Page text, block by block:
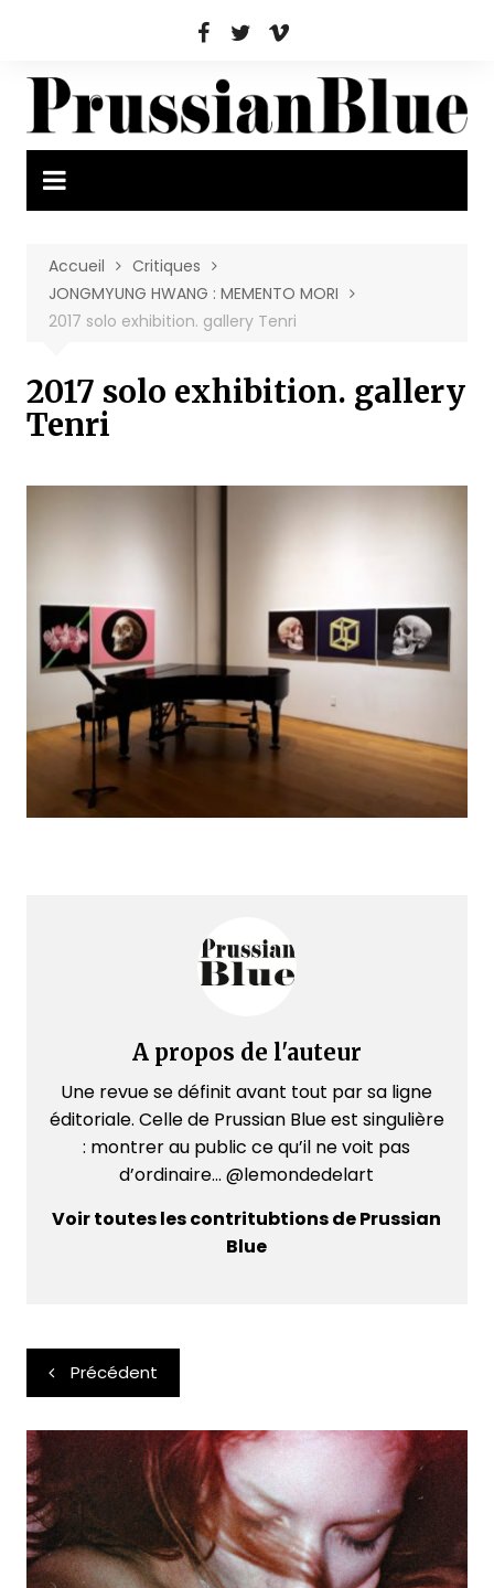
Accueil
Critiques
JONGMYUNG HWANG : MEMENTO MORI
2017 solo exhibition. gallery Tenri
2017 solo exhibition. gallery
Tenri
A propos de l'auteur
Une revue se définit avant tout par sa ligne
éditoriale. Celle de Prussian Blue est singulière
: montrer au public ce qu’il ne voit pas
d’ordinaire... @lemondedelart
Voir toutes les contritubtions de Prussian
Blue
Navigation
de
l’article
Précédent